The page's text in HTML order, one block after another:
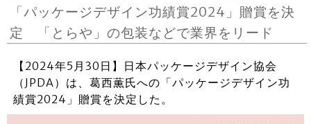
「パッケージデザイン功績賞2024」贈賞を決
定 「とらや」の包装などで業界をリード
【2024年5月30日】日本パッケージデザイン協会
（JPDA）は、葛西薫氏への「パッケージデザイン功
績賞2024」贈賞を決定した。